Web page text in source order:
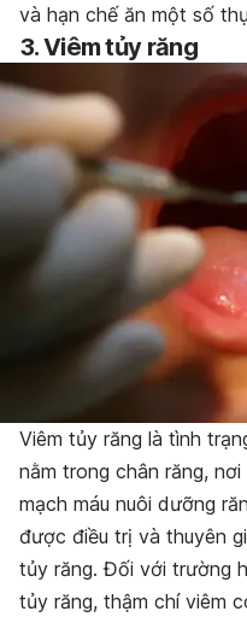
và hạn chế ăn một số
3. Viêm tủy răng
Viêm tủy răng là tình
nằm trong chân răng,
mạch máu nuôi dưỡng
được điều trị và thuyên
tủy răng. Đối với trường
tủy răng, thậm chí viêm